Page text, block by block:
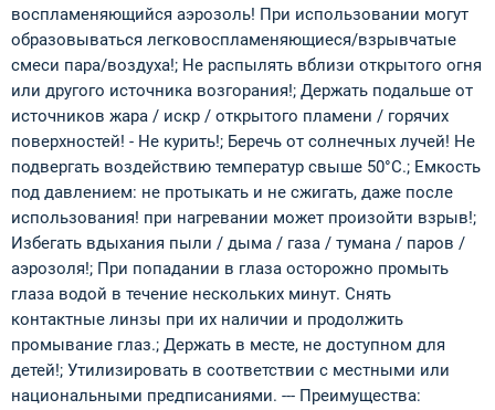
воспламеняющийся аэрозоль! При использовании могут
образовываться легковоспламеняющиеся/взрывчатые
смеси пара/воздуха!; Не распылять вблизи открытого огня
или другого источника возгорания!; Держать подальше от
источников жара / искр / открытого пламени / горячих
поверхностей! - Не курить!; Беречь от солнечных лучей! Не
подвергать воздействию температур свыше 50°С.; Емкость
под давлением: не протыкать и не сжигать, даже после
использования! при нагревании может произойти взрыв!;
Избегать вдыхания пыли / дыма / газа / тумана / паров /
аэрозоля!; При попадании в глаза осторожно промыть
глаза водой в течение нескольких минут. Снять
контактные линзы при их наличии и продолжить
промывание глаз.; Держать в месте, не доступном для
детей!; Утилизировать в соответствии с местными или
национальными предписаниями. --- Преимущества: